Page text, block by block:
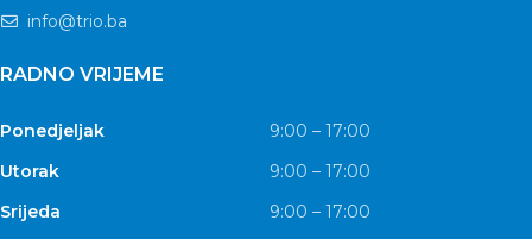
info@trio.ba
RADNO VRIJEME
Ponedjeljak
9:00 – 17:00
Utorak
9:00 – 17:00
Srijeda
9:00 – 17:00